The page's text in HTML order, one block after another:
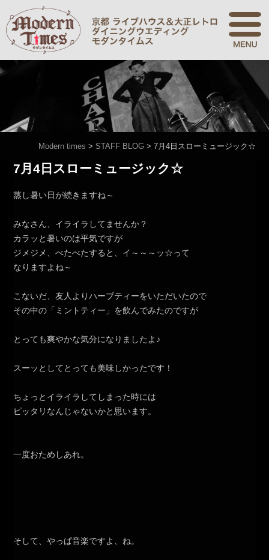
Modern times > STAFF BLOG > 7月4日スローミュージック☆
7月4日スローミュージック☆
蒸し暑い日が続きますね～
みなさん、イライラしてませんか？
カラッと暑いのは平気ですが
ジメジメ、べたべたすると、イ～～～ッ☆って
なりますよね～
こないだ、友人よりハーブティーをいただいたので
その中の「ミントティー」を飲んでみたのですが
とっても爽やかな気分になりましたよ♪
スーッとしてとっても美味しかったです！
ちょっとイライラしてしまった時には
ピッタリなんじゃないかと思います。
一度おためしあれ。
そして、やっぱ音楽ですよ、ね。